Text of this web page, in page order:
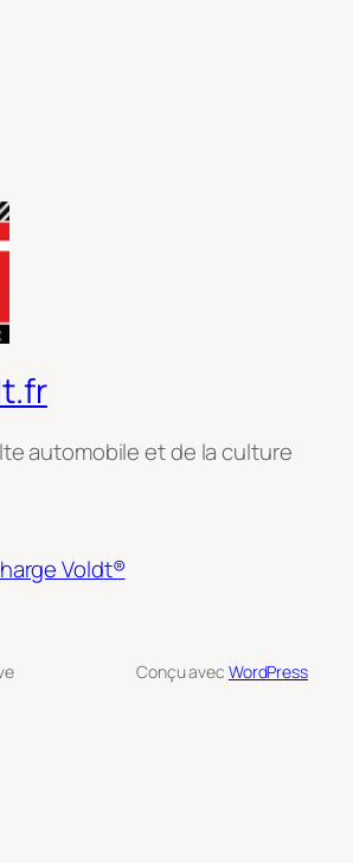
automobile et de la culture
Voldt®
Conçu avec WordPress